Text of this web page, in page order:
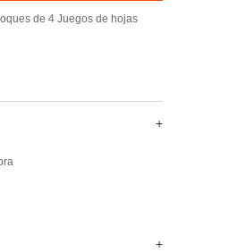
de 4 Juegos de hojas
+
+